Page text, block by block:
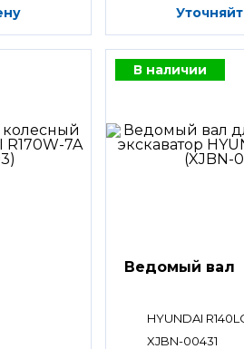
В наличии
Ведомый вал
HYUNDAI
XJBN-00431